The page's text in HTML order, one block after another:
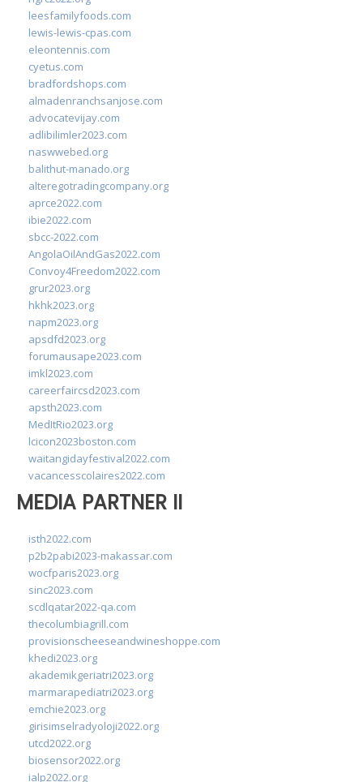
leesfamilyfoods.com
lewis-lewis-cpas.com
eleontennis.com
cyetus.com
bradfordshops.com
almadenranchsanjose.com
advocatevijay.com
adlibilimler2023.com
naswwebed.org
balithut-manado.org
alteregotradingcompany.org
aprce2022.com
ibie2022.com
sbcc-2022.com
AngolaOilAndGas2022.com
Convoy4Freedom2022.com
grur2023.org
hkhk2023.org
napm2023.org
apsdfd2023.org
forumausape2023.com
imkl2023.com
careerfaircsd2023.com
apsth2023.com
MedItRio2023.org
lcicon2023boston.com
waitangidayfestival2022.com
vacancesscolaires2022.com
MEDIA PARTNER II
isth2022.com
p2b2pabi2023-makassar.com
wocfparis2023.org
sinc2023.com
scdlqatar2022-qa.com
thecolumbiagrill.com
provisionscheeseandwineshoppe.com
khedi2023.org
akademikgeriatri2023.org
marmarapediatri2023.org
emchie2023.org
girisimselradyoloji2022.org
utcd2022.org
biosensor2022.org
ialp2022.org